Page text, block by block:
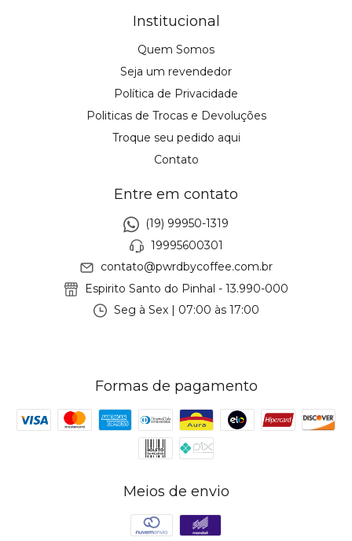
Institucional
Quem Somos
Seja um revendedor
Política de Privacidade
Politicas de Trocas e Devoluções
Troque seu pedido aqui
Contato
Entre em contato
(19) 99950-1319
19995600301
contato@pwrdbycoffee.com.br
Espirito Santo do Pinhal - 13.990-000
Seg à Sex | 07:00 às 17:00
Formas de pagamento
Meios de envio